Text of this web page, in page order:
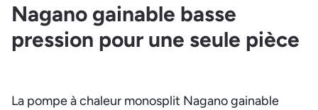
Nagano gainable basse
pression pour une seule pièce
La pompe à chaleur monosplit Nagano gainable